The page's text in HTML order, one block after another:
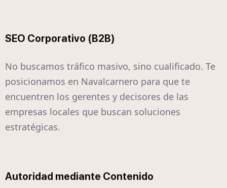
SEO Corporativo (B2B)
No buscamos tráfico masivo, sino cualificado. Te
posicionamos en Navalcarnero para que te
encuentren los gerentes y decisores de las
empresas locales que buscan soluciones
estratégicas.
Autoridad mediante Contenido